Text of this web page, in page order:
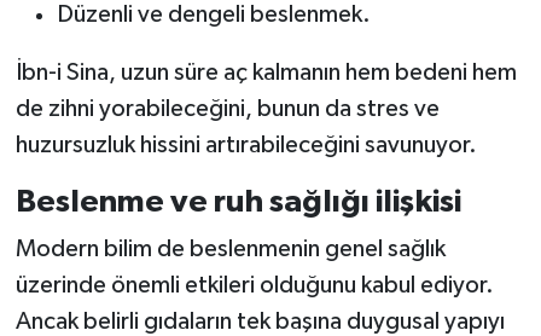
Düzenli ve dengeli beslenmek.
İbn-i Sina, uzun süre aç kalmanın hem bedeni hem
de zihni yorabileceğini, bunun da stres ve
huzursuzluk hissini artırabileceğini savunuyor.
Beslenme ve ruh sağlığı ilişkisi
Modern bilim de beslenmenin genel sağlık
üzerinde önemli etkileri olduğunu kabul ediyor.
Ancak belirli gıdaların tek başına duygusal yapıyı